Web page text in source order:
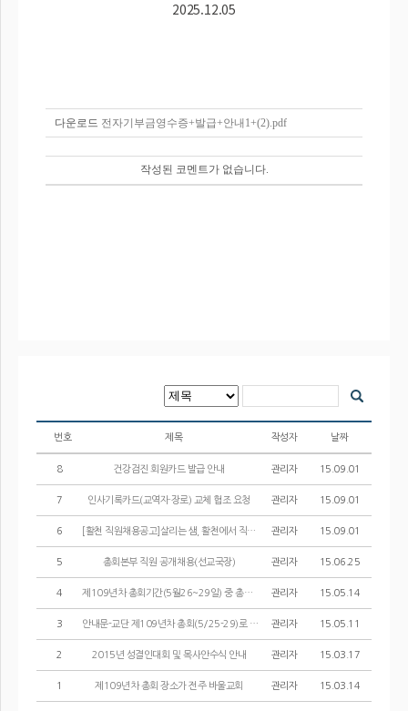
2025.12.05
다운로드 전자기부금영수증+발급+안내1+(2).pdf
번호 제목 작성자 날짜
8 건강검진 회원카드 발급 안내 관리자 15.09.01
7 인사기록카드(교역자·장로) 교체 협조 요청 관리자 15.09.01
6 [활천 직원채용공고]살리는 샘, 활천에서 직원 채용 공고 관리자 15.09.01
5 총회본부 직원 공개채용(선교국장) 관리자 15.06.25
4 제109년차 총회기간(5월26~29일) 중 총회본부 업무불가 안내 관리자 15.05.14
3 안내문-교단 제109년차 총회(5/25-29)로 인한 업무지연 관리자 15.05.11
2 2015년 성결인대회 및 목사안수식 안내 관리자 15.03.17
1 제109년차 총회 장소가 전주 바울교회 관리자 15.03.14